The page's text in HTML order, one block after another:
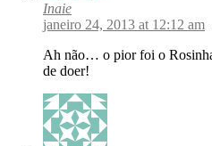
Inaie
janeiro 24, 2013 at 12:12 am
Ah não… o pior foi o
de doer!